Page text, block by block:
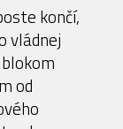
končí,
vládnej
od